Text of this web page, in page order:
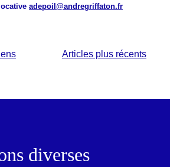
adepoil@andregriffaton.fr
Articles plus récents
diverses